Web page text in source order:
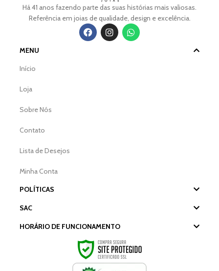
Há 41 anos fazendo parte das suas histórias mais valiosas.
Referência em joias de qualidade, design e excelência.
MENU
Início
Loja
Sobre Nós
Contato
Lista de Desejos
Minha Conta
POLÍTICAS
SAC
HORÁRIO DE FUNCIONAMENTO